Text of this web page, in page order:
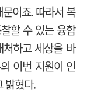
이죠. 따라서 복
할 수 있는 융합
하고 세상을 바
이번 지원이 인
밝혔다.